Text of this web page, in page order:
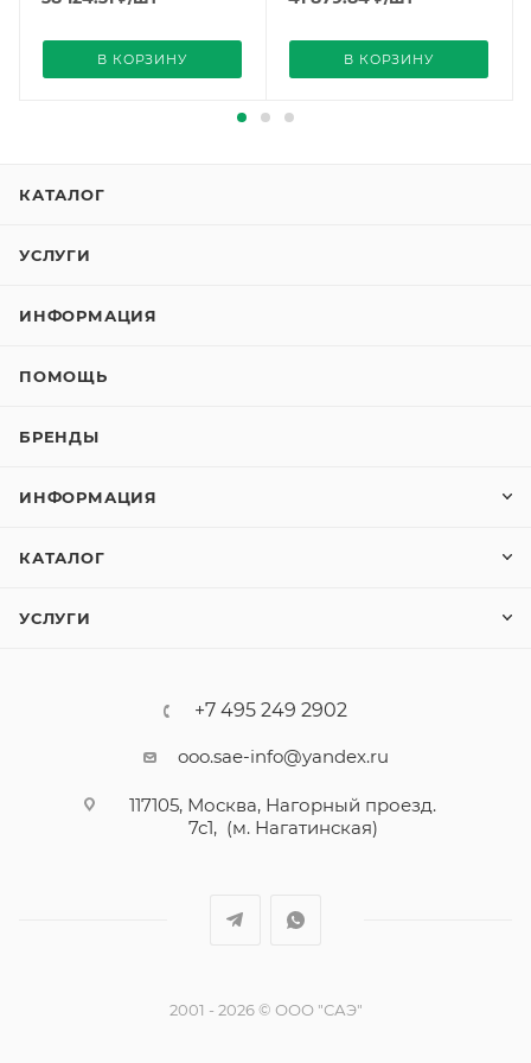
В КОРЗИНУ В КОРЗИНУ
КАТАЛОГ
УСЛУГИ
ИНФОРМАЦИЯ
ПОМОЩЬ
БРЕНДЫ
ИНФОРМАЦИЯ
КАТАЛОГ
УСЛУГИ
+7 495 249 2902
ooo.sae-info@yandex.ru
117105, Москва, Нагорный проезд.
7с1, (м. Нагатинская)
2001 - 2026 © ООО "САЭ"